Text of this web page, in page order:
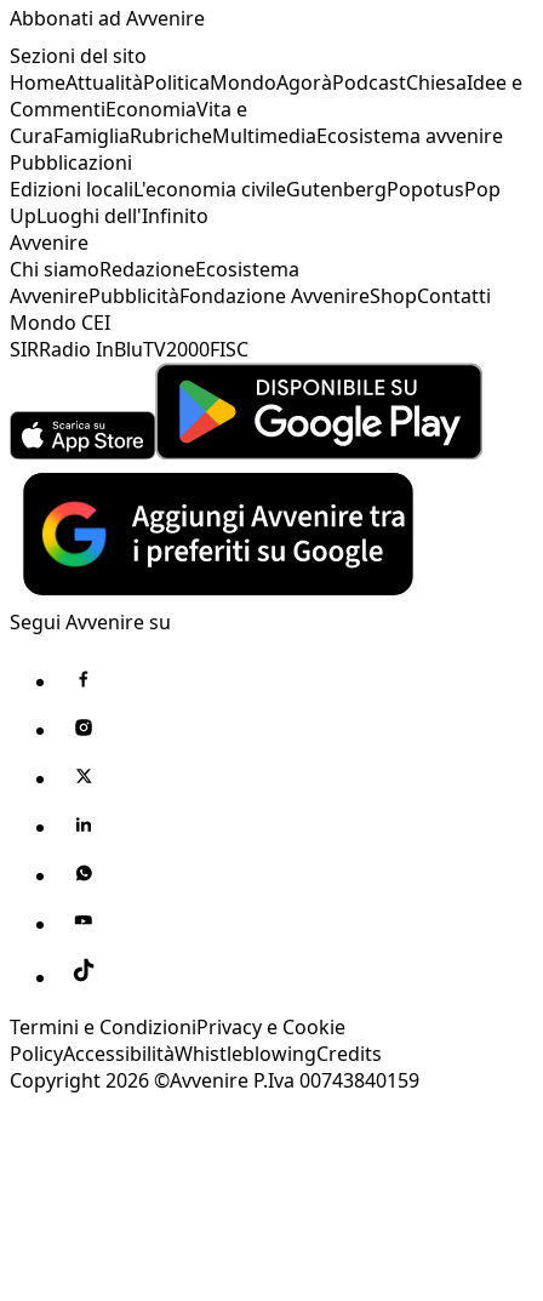
Abbonati ad Avvenire
Sezioni del sito
HomeAttualitàPoliticaMondoAgoràPodcastChiesaIdee e
CommentiEconomiaVita e
CuraFamigliaRubricheMultimediaEcosistema avvenire
Pubblicazioni
Edizioni localiL'economia civileGutenbergPopotusPop
UpLuoghi dell'Infinito
Avvenire
Chi siamoRedazioneEcosistema
AvvenirePubblicitàFondazione AvvenireShopContatti
Mondo CEI
SIRRadio InBluTV2000FISC
Segui Avvenire su
Termini e CondizioniPrivacy e Cookie
PolicyAccessibilitàWhistleblowingCredits
Copyright 2026 ©Avvenire P.Iva 00743840159